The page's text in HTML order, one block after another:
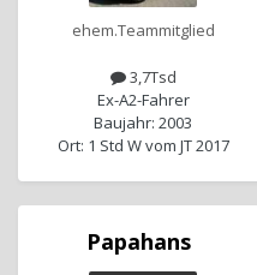
ehem.Teammitglied
3,7Tsd
Ex-A2-Fahrer
Baujahr: 2003
Ort: 1 Std W vom JT 2017
Papahans